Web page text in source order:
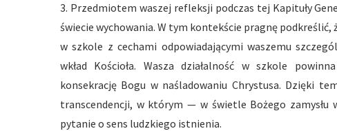
3. Przedmiotem waszej refleksji podczas tej Kapituły
świecie wychowania. W tym kontekście pragnę
w szkole z cechami odpowiadającymi waszemu
wkład Kościoła. Wasza działalność w szkole
konsekrację Bogu w naśladowaniu Chrystusa. Dzięki
transcendencji, w którym — w świetle Bożego zamysłu
pytanie o sens ludzkiego istnienia.